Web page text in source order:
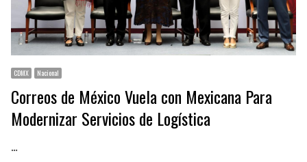
CDMX Nacional
Correos de México Vuela con Mexicana Para
Modernizar Servicios de Logística
…